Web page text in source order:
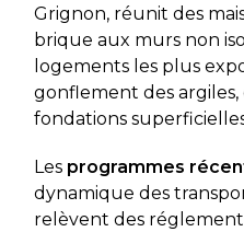
Grignon, réunit des
brique aux murs non
logements les plus
gonflement des
fondations
Les programmes
dynamique des
relèvent des